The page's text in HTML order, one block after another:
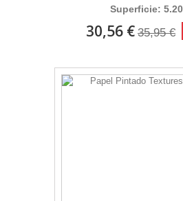
Superficie:
30,56 € 35,95 €